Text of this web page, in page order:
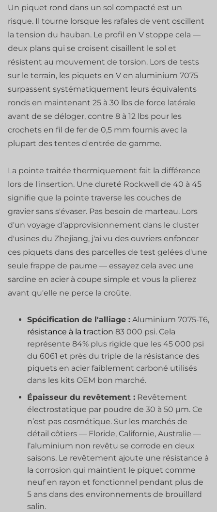
Un piquet rond dans un sol compacté est un
risque. Il tourne lorsque les rafales de vent oscillent
la tension du hauban. Le profil en V stoppe cela —
deux plans qui se croisent cisaillent le sol et
résistent au mouvement de torsion. Lors de tests
sur le terrain, les piquets en V en aluminium 7075
surpassent systématiquement leurs équivalents
ronds en maintenant 25 à 30 lbs de force latérale
avant de se déloger, contre 8 à 12 lbs pour les
crochets en fil de fer de 0,5 mm fournis avec la
plupart des tentes d'entrée de gamme.
La pointe traitée thermiquement fait la différence
lors de l'insertion. Une dureté Rockwell de 40 à 45
signifie que la pointe traverse les couches de
gravier sans s'évaser. Pas besoin de marteau. Lors
d'un voyage d'approvisionnement dans le cluster
d'usines du Zhejiang, j'ai vu des ouvriers enfoncer
ces piquets dans des parcelles de test gelées d'une
seule frappe de paume — essayez cela avec une
sardine en acier à coupe simple et vous la plierez
avant qu'elle ne perce la croûte.
Spécification de l'alliage : Aluminium 7075-T6,
résistance à la traction 83 000 psi. Cela
représente 84% plus rigide que les 45 000 psi
du 6061 et près du triple de la résistance des
piquets en acier faiblement carboné utilisés
dans les kits OEM bon marché.
Épaisseur du revêtement : Revêtement
électrostatique par poudre de 30 à 50 µm. Ce
n’est pas cosmétique. Sur les marchés de
détail côtiers — Floride, Californie, Australie —
l’aluminium non revêtu se corrode en deux
saisons. Le revêtement ajoute une résistance à
la corrosion qui maintient le piquet comme
neuf en rayon et fonctionnel pendant plus de
5 ans dans des environnements de brouillard
salin.